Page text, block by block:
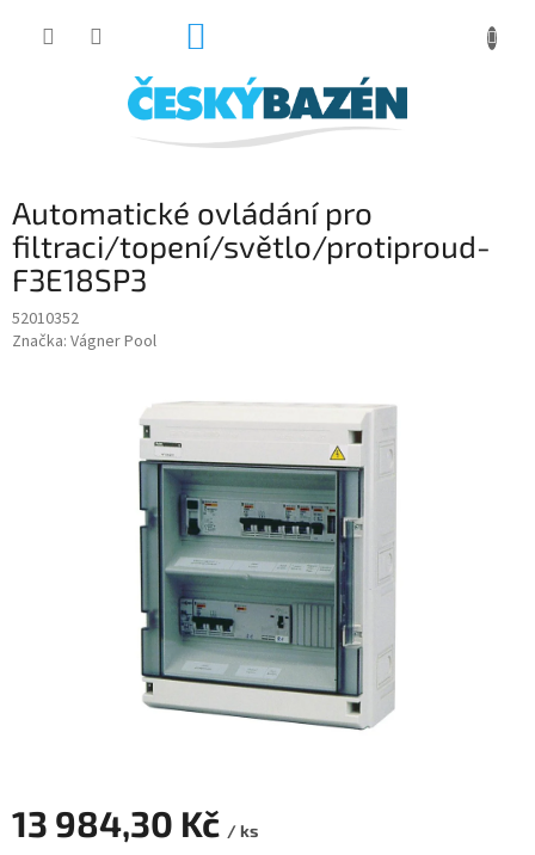
Automatické ovládání pro
filtraci/topení/světlo/protiproud-
F3E18SP3
52010352
Značka: Vágner Pool
13 984,30 Kč / ks